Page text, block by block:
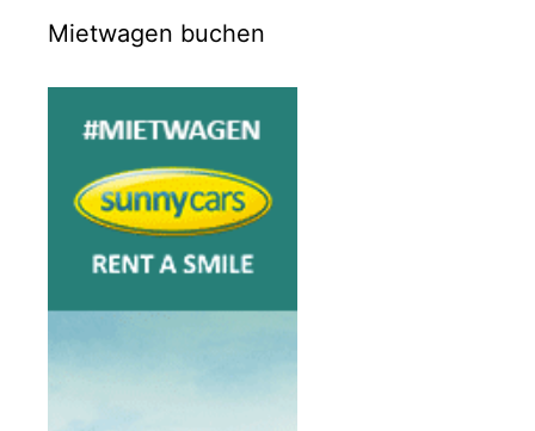
Mietwagen buchen